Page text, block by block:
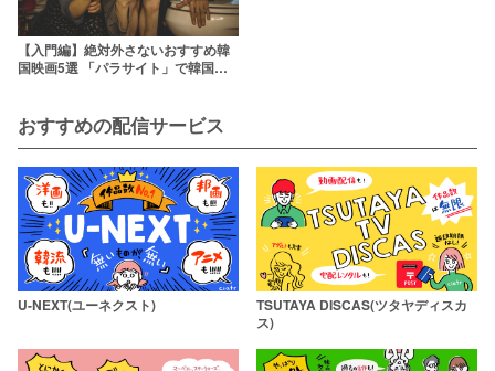
【入門編】絶対外さないおすすめ韓
国映画5選 「パラサイト」で韓国映
おすすめの配信サービス
U-NEXT(ユーネクスト)
TSUTAYA DISCAS(ツタヤディスカ
ス)